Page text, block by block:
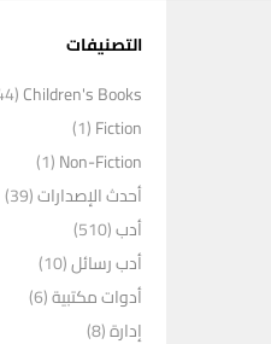
التصنيفات
Children's Books
(44)
Fiction
(1)
Non-Fiction
(1)
أحدث الإصدارات(39)
أدب(510)
أدب رسائل(10)
أدوات مكتبية(6)
إدارة(8)